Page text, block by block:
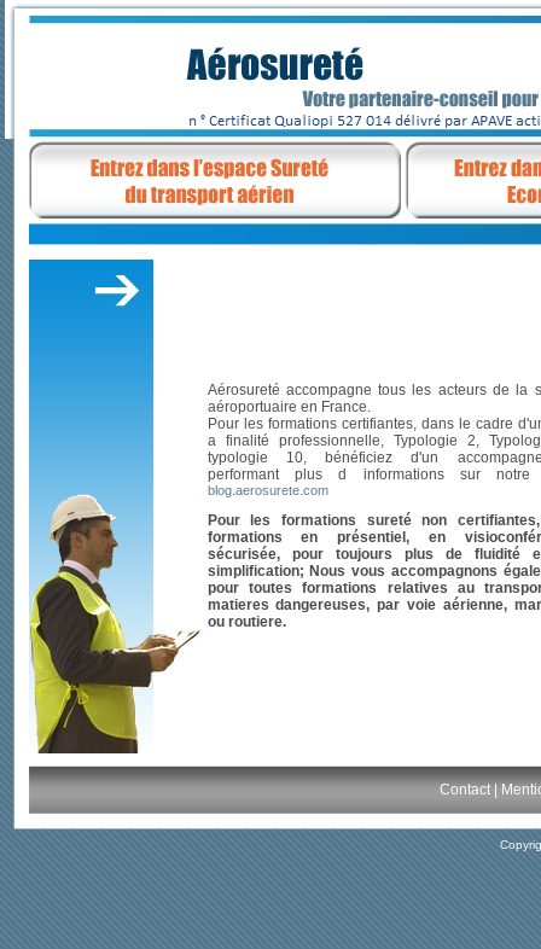
Aérosureté accompagne tous les acteurs de la
aéroportuaire en France.
Pour les formations certifiantes, dans le cadre
a finalité professionnelle, Typologie 2,
typologie 10, bénéficiez d'un
performant plus d informations sur notre
blog.aerosurete.com
Pour les formations sureté non
formations en présentiel, en
sécurisée, pour toujours plus de fluidité
simplification; Nous vous accompagnons
pour toutes formations relatives au
matieres dangereuses, par voie aérienne,
ou routiere.
Contact|